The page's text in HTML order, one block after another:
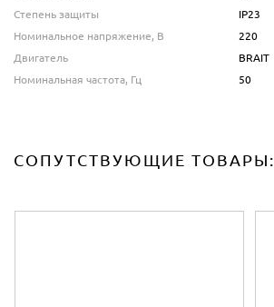
Степень защиты
IP23
Номинальное напряжение, В
220
Двигатель
BRAIT
Номинальная частота, Гц
50
Номинальная частота, Гц
50
Количество фаз
одна
СОПУТСТВУЮЩИЕ ТОВАРЫ: